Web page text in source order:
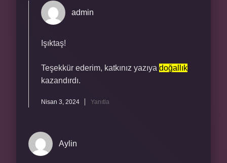
admin
Işıktaş!
Teşekkür ederim, katkınız yazıya doğallık
kazandırdı.
Nisan 3, 2024 Yanıtla
Aylin